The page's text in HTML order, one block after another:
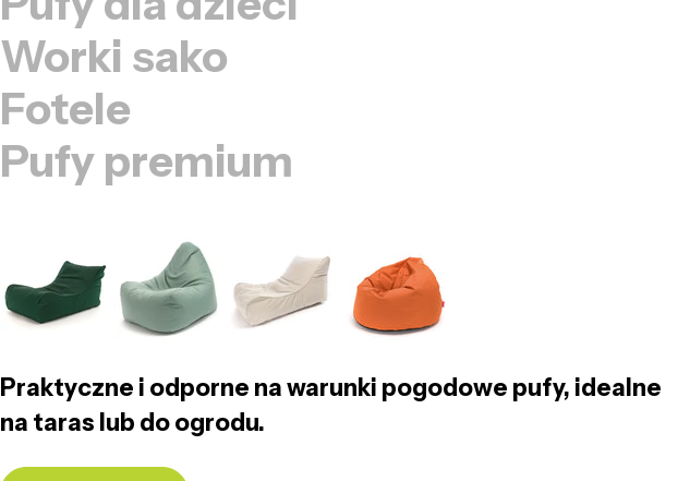
Worki sako
Fotele
Pufy premium
Praktyczne i odporne na warunki pogodowe pufy, idealne
na taras lub do ogrodu.